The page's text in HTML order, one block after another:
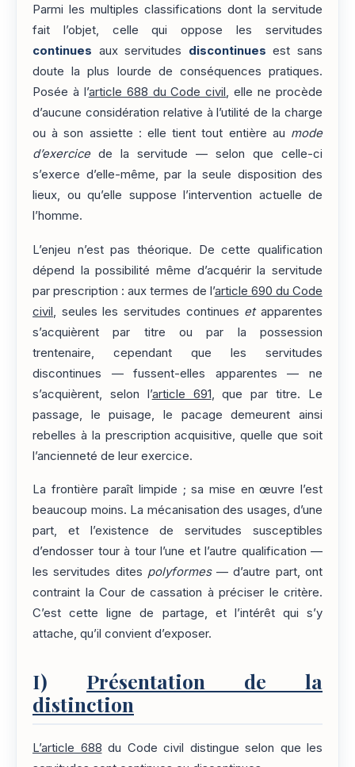
Parmi les multiples classifications dont la servitude
fait l’objet, celle qui oppose les servitudes
continues aux servitudes discontinues est sans
doute la plus lourde de conséquences pratiques.
Posée à l’article 688 du Code civil, elle ne procède
d’aucune considération relative à l’utilité de la charge
ou à son assiette : elle tient tout entière au mode
d’exercicede la servitude — selon que celle-ci
s’exerce d’elle-même, par la seule disposition des
lieux, ou qu’elle suppose l’intervention actuelle de
l’homme.
L’enjeu n’est pas théorique. De cette qualification
dépend la possibilité même d’acquérir la servitude
par prescription : aux termes de l’article 690 du Code
civil , seules les servitudes continues etapparentes
s’acquièrent par titre ou par la possession
trentenaire, cependant que les servitudes
discontinues — fussent-elles apparentes — ne
s’acquièrent, selon l’article 691 , que par titre. Le
passage, le puisage, le pacage demeurent ainsi
rebelles à la prescription acquisitive, quelle que soit
l’ancienneté de leur exercice.
La frontière paraît limpide ; sa mise en œuvre l’est
beaucoup moins. La mécanisation des usages, d’une
part, et l’existence de servitudes susceptibles
d’endosser tour à tour l’une et l’autre qualification —
les servitudes dites polyformes— d’autre part, ont
contraint la Cour de cassation à préciser le critère.
C’est cette ligne de partage, et l’intérêt qui s’y
attache, qu’il convient d’exposer.
I) Présentation de la
distinction
L’article 688 du Code civil distingue selon que les